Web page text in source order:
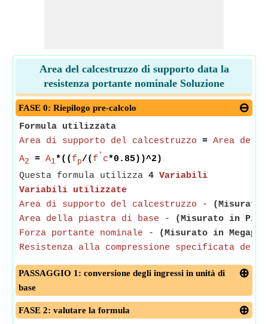
Area del calcestruzzo di supporto data la
resistenza portante nominale Soluzione
FASE 0: Riepilogo pre-calcolo
Formula utilizzata
Area di supporto del calcestruzzo = Area
A2 = A1*(( fp/( f ' c*0.85))^2)
Questa formula utilizza 4 Variabili
Variabili utilizzate
Area di supporto del calcestruzzo -
Area della piastra di base -
(Misurato in
Forza portante nominale -
(Misurato in
Resistenza alla compressione specificata del
PASSAGGIO 1: conversione degli ingressi in unità di
base
FASE 2: valutare la formula